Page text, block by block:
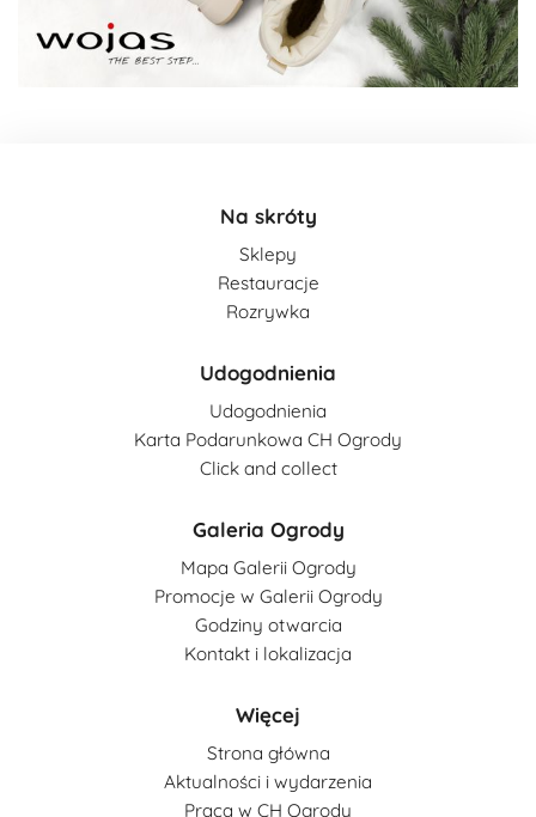
Na skróty
Sklepy
Restauracje
Rozrywka
Udogodnienia
Udogodnienia
Karta Podarunkowa CH Ogrody
Click and collect
Galeria Ogrody
Mapa Galerii Ogrody
Promocje w Galerii Ogrody
Godziny otwarcia
Kontakt i lokalizacja
Więcej
Strona główna
Aktualności i wydarzenia
Praca w CH Ogrody